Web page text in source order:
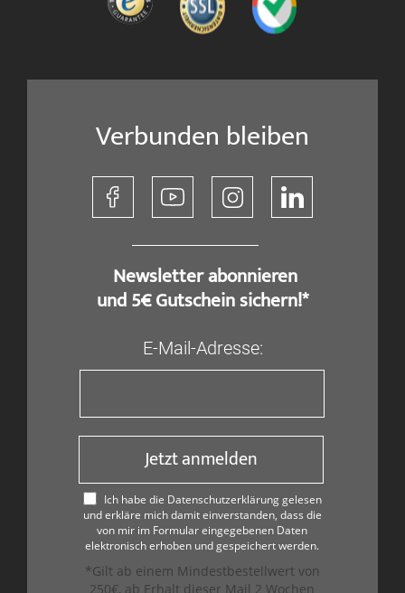
Verbunden bleiben
​ Newsletter abonnieren
und 5€ Gutschein sichern!*
E-Mail-Adresse:
Jetzt anmelden
Ich habe die Datenschutzerklärung gelesen
und erkläre mich damit einverstanden, dass die
von mir im Formular eingegebenen Daten
elektronisch erhoben und gespeichert werden.
*Gilt ab einem Mindestbestellwert von
250€, ab Erhalt dieser Mail 2 Wochen